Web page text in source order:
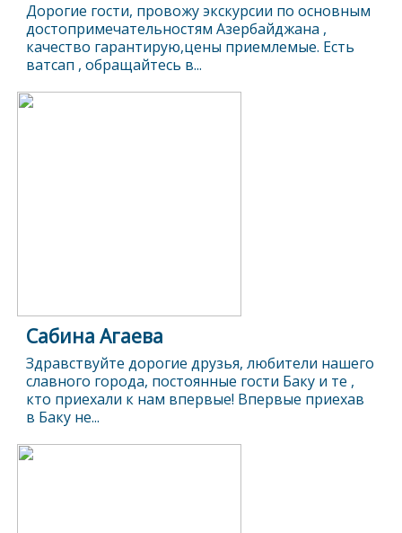
Дорогие гости, провожу экскурсии по основным
достопримечательностям Азербайджана ,
качество гарантирую,цены приемлемые. Есть
ватсап , обращайтесь в...
Сабина Агаева
Здравствуйте дорогие друзья, любители нашего
славного города, постоянные гости Баку и те ,
кто приехали к нам впервые! Впервые приехав
в Баку не...